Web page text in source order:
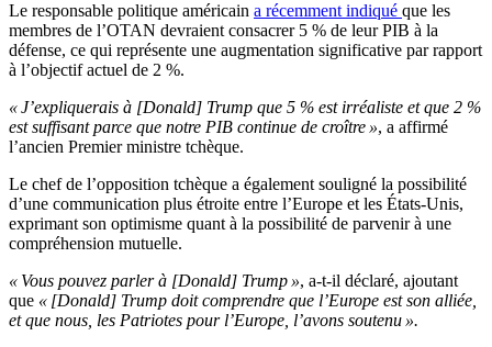
Le responsable politique américain a récemment indiqué que les
membres de l’OTAN devraient consacrer 5 % de leur PIB à la
défense, ce qui représente une augmentation significative par rapport
à l’objectif actuel de 2 %.
« J’expliquerais à [Donald] Trump que 5 % est irréaliste et que 2 %
est suffisant parce que notre PIB continue de croître », a affirmé
l’ancien Premier ministre tchèque.
Le chef de l’opposition tchèque a également souligné la possibilité
d’une communication plus étroite entre l’Europe et les États-Unis,
exprimant son optimisme quant à la possibilité de parvenir à une
compréhension mutuelle.
« Vous pouvez parler à [Donald] Trump », a-t-il déclaré, ajoutant
que « [Donald] Trump doit comprendre que l’Europe est son alliée,
et que nous, les Patriotes pour l’Europe, l’avons soutenu ».